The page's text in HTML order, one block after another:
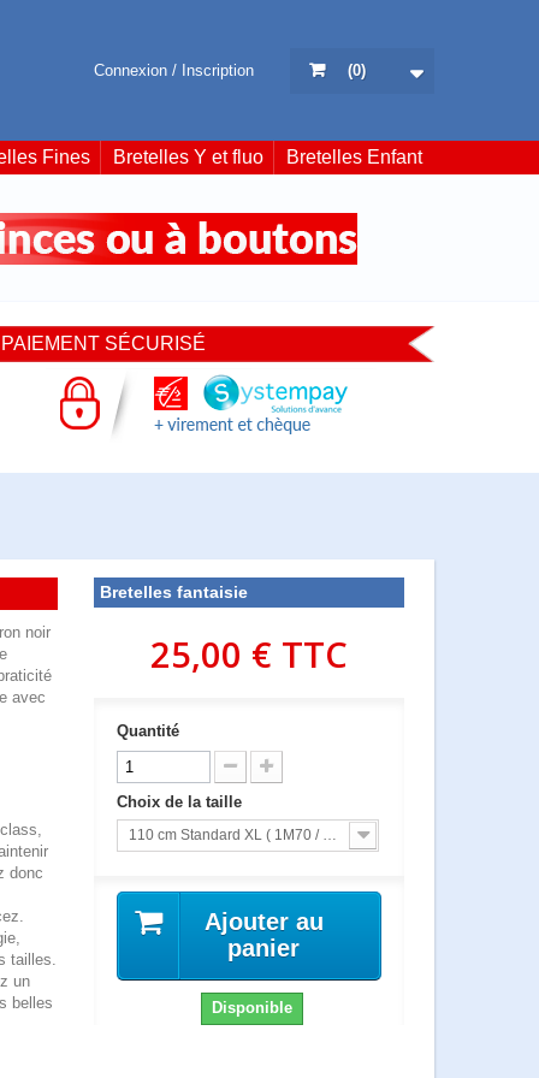
Connexion / Inscription (0)
Fines Bretelles Y et fluo Bretelles Enfant
PAIEMENT SÉCURISÉ
noir
avec
donc
tailles.
un
belles
Bretelles fantaisie
25,00 € TTC
Quantité
Choix de la taille
110 cm Standard XL ( 1M70 / 1M80 MAXI )
Ajouter au
panier
Disponible